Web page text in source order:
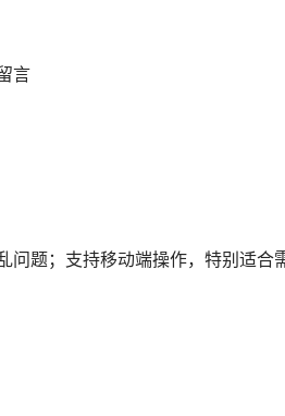
言
问题；支持移动端操作，特别适合